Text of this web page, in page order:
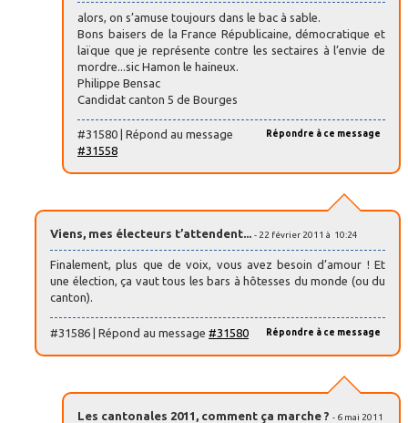
alors, on s’amuse toujours dans le bac à sable.
Bons baisers de la France Républicaine, démocratique et
laïque que je représente contre les sectaires à l’envie de
mordre...sic Hamon le haineux.
Philippe Bensac
Candidat canton 5 de Bourges
Répondre à ce message
#31580 | Répond au message
#31558
Viens, mes électeurs t’attendent... - 22 février 2011 à 10:24
Finalement, plus que de voix, vous avez besoin d’amour ! Et
une élection, ça vaut tous les bars à hôtesses du monde (ou du
canton).
Répondre à ce message
#31586 | Répond au message #31580
Les cantonales 2011, comment ça marche ? - 6 mai 2011